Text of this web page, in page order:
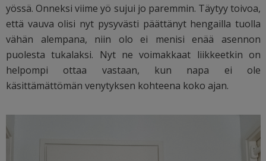
yössä. Onneksi viime yö sujui jo paremmin. Täytyy toivoa,
että vauva olisi nyt pysyvästi päättänyt hengailla tuolla
vähän alempana, niin olo ei menisi enää asennon
puolesta tukalaksi. Nyt ne voimakkaat liikkeetkin on
helpompi ottaa vastaan, kun napa ei ole
käsittämättömän venytyksen kohteena koko ajan.